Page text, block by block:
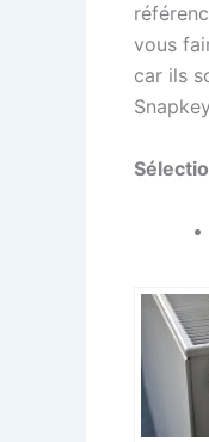
vous
car ils